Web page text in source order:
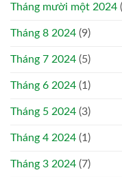
Tháng mười một 2024
Tháng 8 2024 (9)
Tháng 7 2024 (5)
Tháng 6 2024 (1)
Tháng 5 2024 (3)
Tháng 4 2024 (1)
Tháng 3 2024 (7)